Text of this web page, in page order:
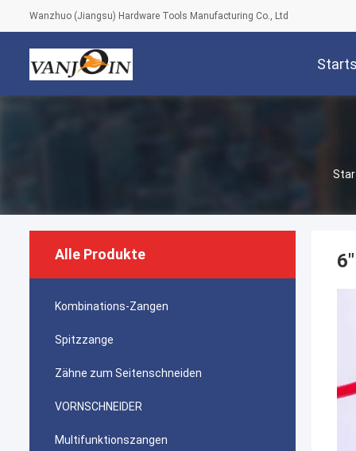
Wanzhuo (Jiangsu) Hardware Tools Manufacturing Co., Ltd
Alle Produkte
Kombinations-Zangen
Spitzzange
Zähne zum Seitenschneiden
VORNSCHNEIDER
Multifunktionszangen